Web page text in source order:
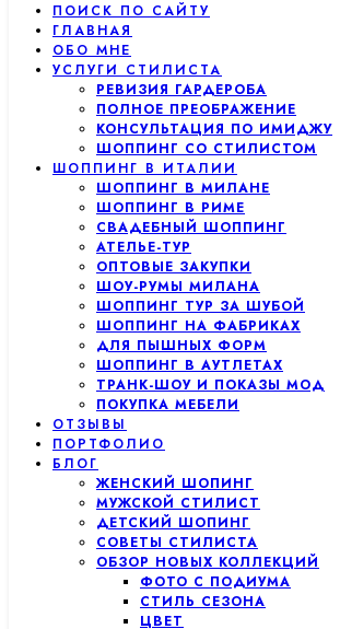
ПОИСК ПО САЙТУ
ГЛАВНАЯ
ОБО МНЕ
УСЛУГИ СТИЛИСТА
РЕВИЗИЯ ГАРДЕРОБА
ПОЛНОЕ ПРЕОБРАЖЕНИЕ
КОНСУЛЬТАЦИЯ ПО ИМИДЖУ
ШОППИНГ СО СТИЛИСТОМ
ШОППИНГ В ИТАЛИИ
ШОППИНГ В МИЛАНЕ
ШОППИНГ В РИМЕ
СВАДЕБНЫЙ ШОППИНГ
АТЕЛЬЕ-ТУР
ОПТОВЫЕ ЗАКУПКИ
ШОУ-РУМЫ МИЛАНА
ШОППИНГ ТУР ЗА ШУБОЙ
ШОППИНГ НА ФАБРИКАХ
ДЛЯ ПЫШНЫХ ФОРМ
ШОППИНГ В АУТЛЕТАХ
ТРАНК-ШОУ И ПОКАЗЫ МОД
ПОКУПКА МЕБЕЛИ
ОТЗЫВЫ
ПОРТФОЛИО
БЛОГ
ЖЕНСКИЙ ШОПИНГ
МУЖСКОЙ СТИЛИСТ
ДЕТСКИЙ ШОПИНГ
СОВЕТЫ СТИЛИСТА
ОБЗОР НОВЫХ КОЛЛЕКЦИЙ
ФОТО С ПОДИУМА
СТИЛЬ СЕЗОНА
ЦВЕТ